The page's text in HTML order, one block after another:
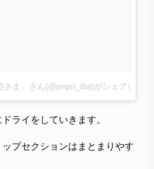
さま」さん(@pripri_tbs)がシェアした投
ライをしていきます。
プセクションはまとまりやす